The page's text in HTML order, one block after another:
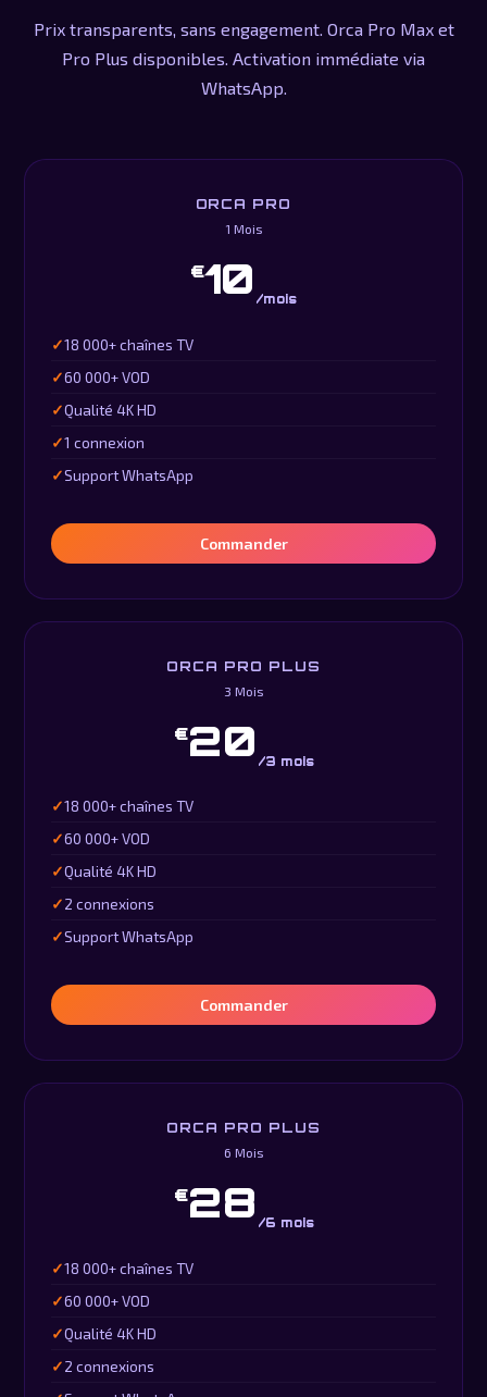
Prix transparents, sans engagement. Orca Pro Max et
Pro Plus disponibles. Activation immédiate via
WhatsApp.
ORCA PRO
1 Mois
€10 /mois
18 000+ chaînes TV
60 000+ VOD
Qualité 4K HD
1 connexion
Support WhatsApp
Commander
ORCA PRO PLUS
3 Mois
€20 /3 mois
18 000+ chaînes TV
60 000+ VOD
Qualité 4K HD
2 connexions
Support WhatsApp
Commander
ORCA PRO PLUS
6 Mois
€28 /6 mois
18 000+ chaînes TV
60 000+ VOD
Qualité 4K HD
2 connexions